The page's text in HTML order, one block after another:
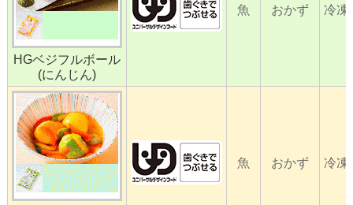
HGベジフルボール
(にんじん)
魚 おかず 冷凍
魚 おかず 冷凍